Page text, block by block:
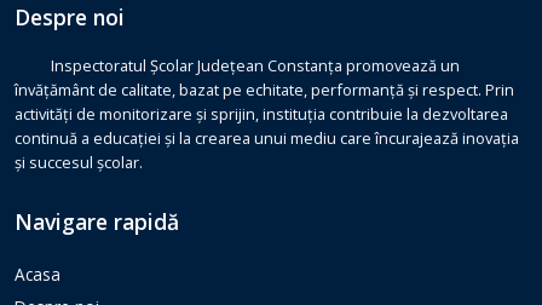
Despre noi
Inspectoratul Școlar Județean Constanța promovează un
învățământ de calitate, bazat pe echitate, performanță și respect. Prin
activități de monitorizare și sprijin, instituția contribuie la dezvoltarea
continuă a educației și la crearea unui mediu care încurajează inovația
și succesul școlar.
Navigare rapidă
Acasa